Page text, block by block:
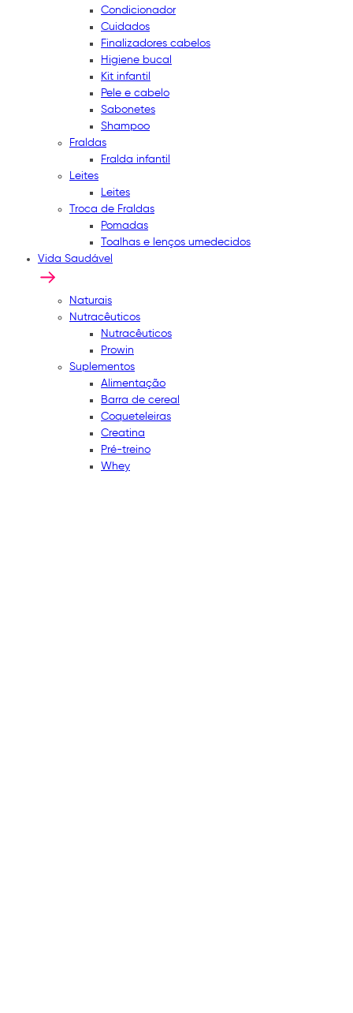
Condicionador
Cuidados
Finalizadores cabelos
Higiene bucal
Kit infantil
Pele e cabelo
Sabonetes
Shampoo
Fraldas
Fralda infantil
Leites
Leites
Troca de Fraldas
Pomadas
Toalhas e lenços umedecidos
Vida Saudável
Naturais
Nutracêuticos
Nutracêuticos
Prowin
Suplementos
Alimentação
Barra de cereal
Coqueteleiras
Creatina
Pré-treino
Whey